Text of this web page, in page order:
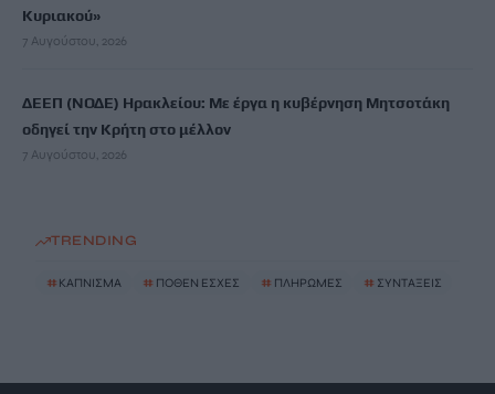
Κυριακού»
7 Αυγούστου, 2026
ΔΕΕΠ (ΝΟΔΕ) Ηρακλείου: Με έργα η κυβέρνηση Μητσοτάκη
οδηγεί την Κρήτη στο μέλλον
7 Αυγούστου, 2026
TRENDING
# ΚΑΠΝΙΣΜΑ # ΠΟΘΕΝ ΕΣΧΕΣ # ΠΛΗΡΩΜΕΣ # ΣΥΝΤΑΞΕΙΣ